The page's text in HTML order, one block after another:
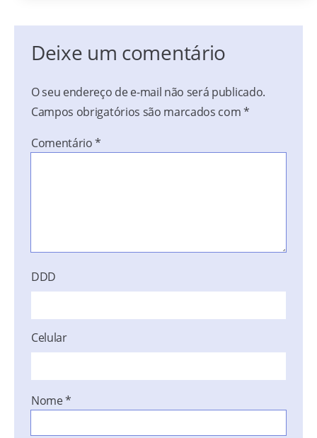
Deixe um comentário
O seu endereço de e-mail não será publicado.
Campos obrigatórios são marcados com*
Comentário*
DDD
Celular
Nome*